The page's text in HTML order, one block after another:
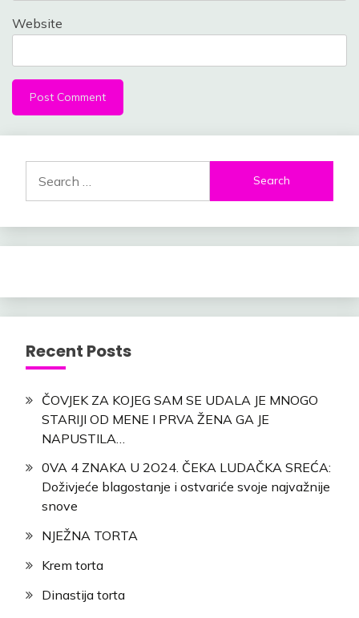
Website
for:
Recent Posts
ČOVJEK ZA KOJEG SAM SE UDALA JE MNOGO
STARIJI OD MENE I PRVA ŽENA GA JE
NAPUSTILA…
0VA 4 ZNAKA U 2O24. ČEKA LUDAČKA SREĆA:
Doživjeće blagostanje i ostvariće svoje najvažnije
snove
NJEŽNA TORTA
Krem torta
Dinastija torta